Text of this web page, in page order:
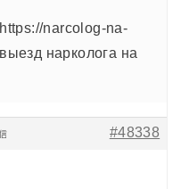
narcolog-na-
нарколога на
#48338